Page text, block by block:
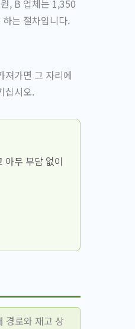
, B 업체는 1,350
는 절차입니다.
져가면 그 자리에
십시오.
아무 부담 없이
경로와 재고 상